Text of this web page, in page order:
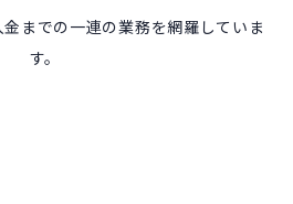
までの一連の業務を網羅していま
す。